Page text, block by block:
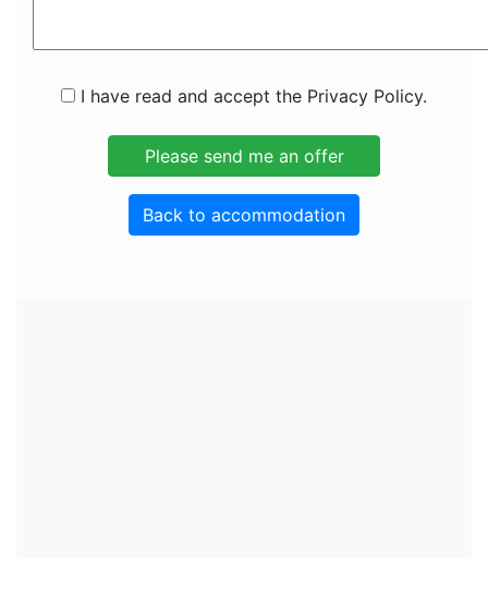
I have read and accept the Privacy Policy.
Back to accommodation